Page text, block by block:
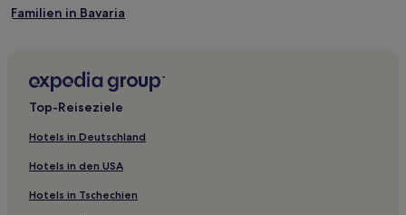
Familien in Bavaria
Hotels mit inbegriffenem Frühstück in Bavaria
Hotels mit inbegriffenem Frühstück in Torres
Hotels mit Pool in Hamburgo
Top-Reiseziele
Hotels in Deutschland
Hotels in den USA
Hotels in Tschechien